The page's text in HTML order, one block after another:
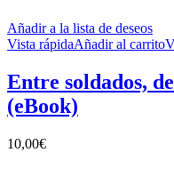
Añadir a la lista de deseos
Vista rápidaAñadir al carrito
Entre soldados,
(eBook)
10,00€